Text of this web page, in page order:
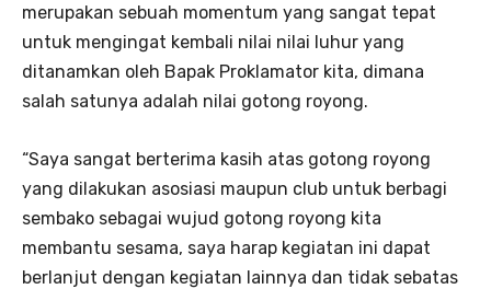
merupakan sebuah momentum yang sangat tepat
untuk mengingat kembali nilai nilai luhur yang
ditanamkan oleh Bapak Proklamator kita, dimana
salah satunya adalah nilai gotong royong.
“Saya sangat berterima kasih atas gotong royong
yang dilakukan asosiasi maupun club untuk berbagi
sembako sebagai wujud gotong royong kita
membantu sesama, saya harap kegiatan ini dapat
berlanjut dengan kegiatan lainnya dan tidak sebatas